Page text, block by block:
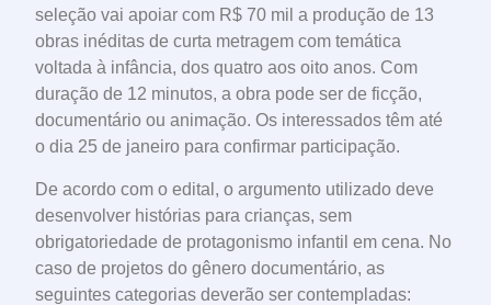
seleção vai apoiar com R$ 70 mil a produção de 13
obras inéditas de curta metragem com temática
voltada à infância, dos quatro aos oito anos. Com
duração de 12 minutos, a obra pode ser de ficção,
documentário ou animação. Os interessados têm até
o dia 25 de janeiro para confirmar participação.
De acordo com o edital, o argumento utilizado deve
desenvolver histórias para crianças, sem
obrigatoriedade de protagonismo infantil em cena. No
caso de projetos do gênero documentário, as
seguintes categorias deverão ser contempladas: